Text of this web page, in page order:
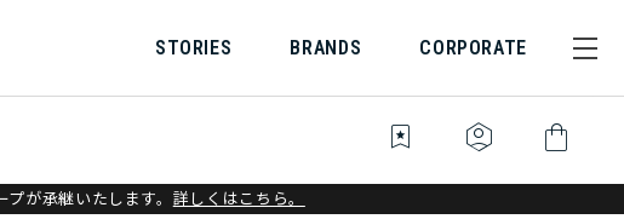
STORIES BRANDS CORPORATE
bookmark_star identity_platform shopping_bag
が承継いたします。 詳しくはこちら。